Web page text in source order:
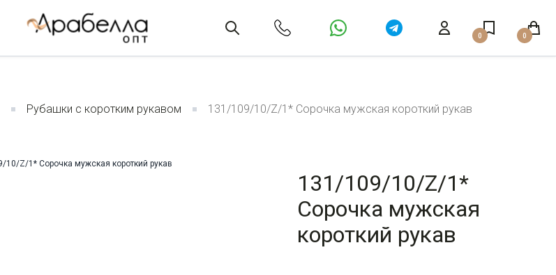
0 0
Рубашки с коротким рукавом 131/109/10/Z/1* Сорочка мужская короткий рукав
131/109/10/Z/1*
Сорочка мужская
короткий рукав